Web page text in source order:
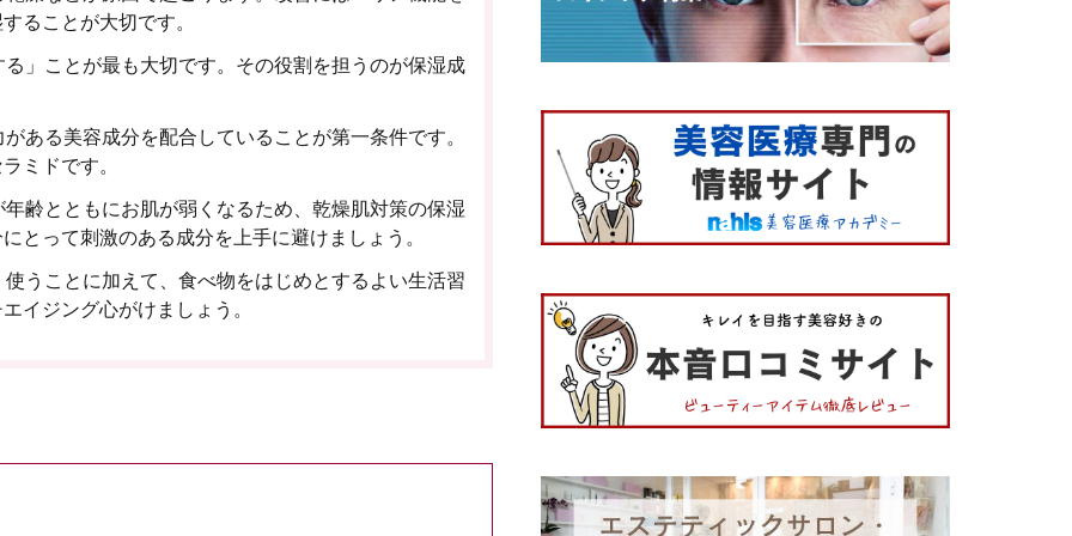
ることが大切です。
」ことが最も大切です。その役割を担うのが保湿成
ある美容成分を配合していることが第一条件です。
ミドです。
齢とともにお肌が弱くなるため、乾燥肌対策の保湿
とって刺激のある成分を上手に避けましょう。
うことに加えて、食べ物をはじめとするよい生活習
イジング心がけましょう。